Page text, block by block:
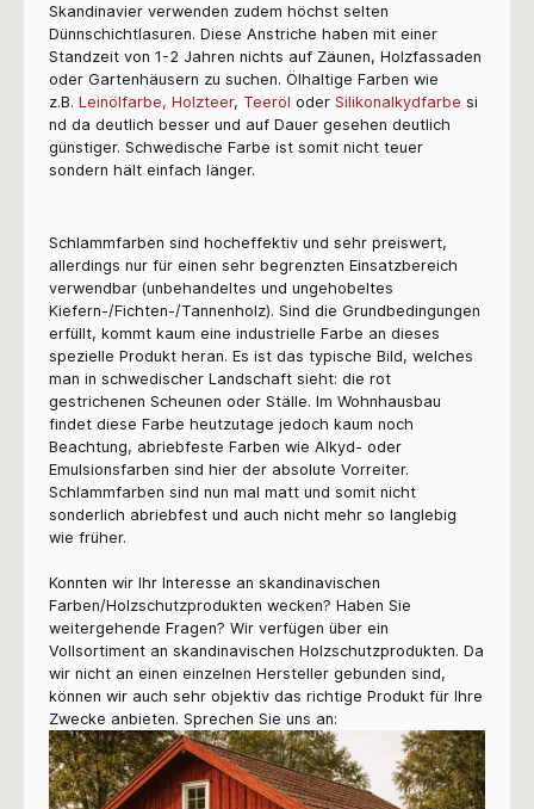
Skandinavier verwenden zudem höchst selten
Dünnschichtlasuren. Diese Anstriche haben mit einer
Standzeit von 1-2 Jahren nichts auf Zäunen, Holzfassaden
oder Gartenhäusern zu suchen. Ölhaltige Farben wie
z.B. Leinölfarbe, Holzteer, Teeröl oder Silikonalkydfarbe si
nd da deutlich besser und auf Dauer gesehen deutlich
günstiger. Schwedische Farbe ist somit nicht teuer
sondern hält einfach länger.
Schlammfarben sind hocheffektiv und sehr preiswert,
allerdings nur für einen sehr begrenzten Einsatzbereich
verwendbar (unbehandeltes und ungehobeltes
Kiefern-/Fichten-/Tannenholz). Sind die Grundbedingungen
erfüllt, kommt kaum eine industrielle Farbe an dieses
spezielle Produkt heran. Es ist das typische Bild, welches
man in schwedischer Landschaft sieht: die rot
gestrichenen Scheunen oder Ställe. Im Wohnhausbau
findet diese Farbe heutzutage jedoch kaum noch
Beachtung, abriebfeste Farben wie Alkyd- oder
Emulsionsfarben sind hier der absolute Vorreiter.
Schlammfarben sind nun mal matt und somit nicht
sonderlich abriebfest und auch nicht mehr so langlebig
wie früher.
Konnten wir Ihr Interesse an skandinavischen
Farben/Holzschutzprodukten wecken? Haben Sie
weitergehende Fragen? Wir verfügen über ein
Vollsortiment an skandinavischen Holzschutzprodukten. Da
wir nicht an einen einzelnen Hersteller gebunden sind,
können wir auch sehr objektiv das richtige Produkt für Ihre
Zwecke anbieten. Sprechen Sie uns an: